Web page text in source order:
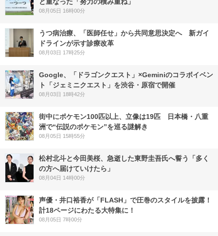
と重なった「努力の積み重ね」
08月05日 16時00分
うつ病治療、「医師任せ」から共同意思決定へ 新ガイ
ドラインが示す診療改革
08月03日 17時25分
Google、「ドラゴンクエスト」×Geminiのコラボイベン
ト「ジェミニクエスト」を渋谷・原宿で開催
08月03日 18時42分
街中にポケモン100匹以上、立像は19匹 日本橋・八重
洲で“伝説のポケモン”を巡る謎解き
08月05日 15時55分
松村北斗と今田美桜、急逝した東野圭吾氏へ誓う「多く
の方へ届けていけたら」
08月04日 14時00分
声優・井口裕香が「FLASH」で圧巻のスタイルを披露！
計18ページにわたる大特集に！
08月05日 7時00分